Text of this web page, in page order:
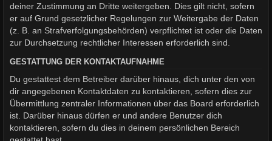
deiner Zustimmung an Dritte weitergeben. Dies gilt nicht, sofern
er auf Grund gesetzlicher Regelungen zur Weitergabe der Daten
(z. B. an Strafverfolgungsbehörden) verpflichtet ist oder die Daten
zur Durchsetzung rechtlicher Interessen erforderlich sind.
GESTATTUNG DER KONTAKTAUFNAHME
Du gestattest dem Betreiber darüber hinaus, dich unter den von
dir angegebenen Kontaktdaten zu kontaktieren, sofern dies zur
Übermittlung zentraler Informationen über das Board erforderlich
ist. Darüber hinaus dürfen er und andere Benutzer dich
kontaktieren, sofern du dies in deinem persönlichen Bereich